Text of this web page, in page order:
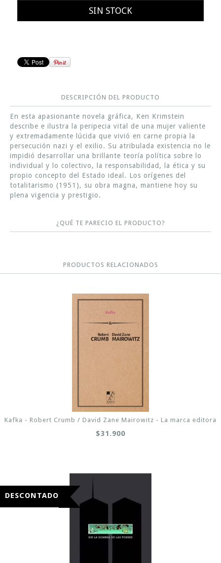
DESCRIPCIÓN DEL PRODUCTO
En esta apasionante novela gráfica, Ken Krimstein
describe e ilustra la peripecia vital de una mujer valiente
y extremadamente lúcida que vivió en carne propia la
persecución nazi y el exilio. Su atribulada existencia no le
impidió desarrollar una brillante teoría política sobre lo
individual y lo colectivo, la responsabilidad, la ética y su
propio concepto del Estado ideal. Los orígenes del
totalitarismo (1951), su obra magna, mantiene hoy su
plena vigencia y prestigio.
¿QUÉ TE PARECIO EL PRODUCTO?
PRODUCTOS RELACIONADOS
Kafka - Robert Crumb / David Zane Mairowitz - La marca editora
$31.900
DESCONTADO